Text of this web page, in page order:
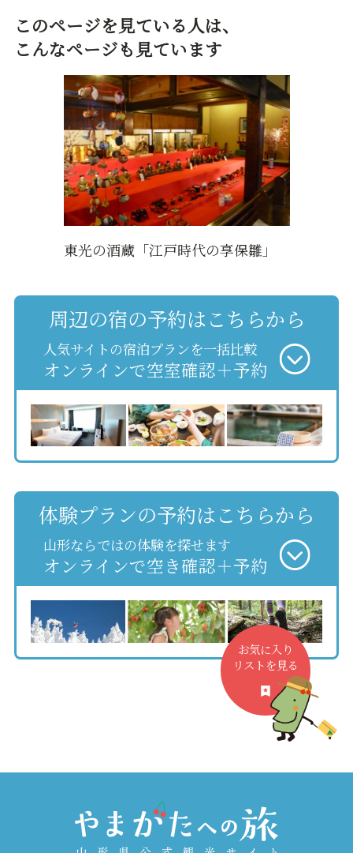
このページを見ている人は、
こんなページも見ています
東光の酒蔵「江戸時代の享保雛」
周辺の宿の予約はこちらから
人気サイトの宿泊プランを一括比較
オンラインで空室確認＋予約
体験プランの予約はこちらから
山形ならではの体験を探せます
オンラインで空き確認＋予約
お気に入り
リストを見る